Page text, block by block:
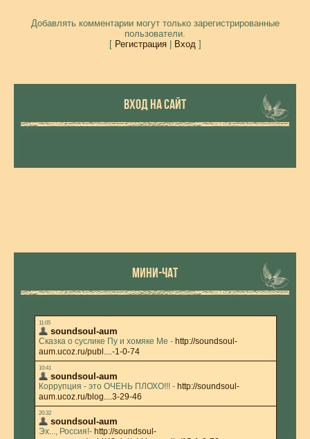
Добавлять комментарии могут только зарегистрированные
пользователи.
[ Регистрация| Вход]
ВХОД НА САЙТ
МИНИ-ЧАТ